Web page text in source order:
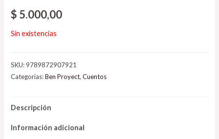
$ 5.000,00
Sin existencias
SKU:9789872907921
Categorías:Ben Proyect,Cuentos
Descripción
Información adicional